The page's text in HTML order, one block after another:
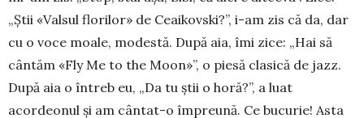
„Știi «Valsul florilor» de Ceai­kovski?”, i-am zis că da, dar
cu o voce moale, mo­destă. După aia, îmi zice: „Hai să
cântăm «Fly Me to the Moon»”, o piesă clasică de jazz.
După aia o întreb eu, „Da tu știi o horă?”, a luat
acordeonul și am cântat-o împreună. Ce bucurie! Asta